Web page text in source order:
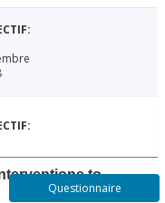
to
Questionnaire